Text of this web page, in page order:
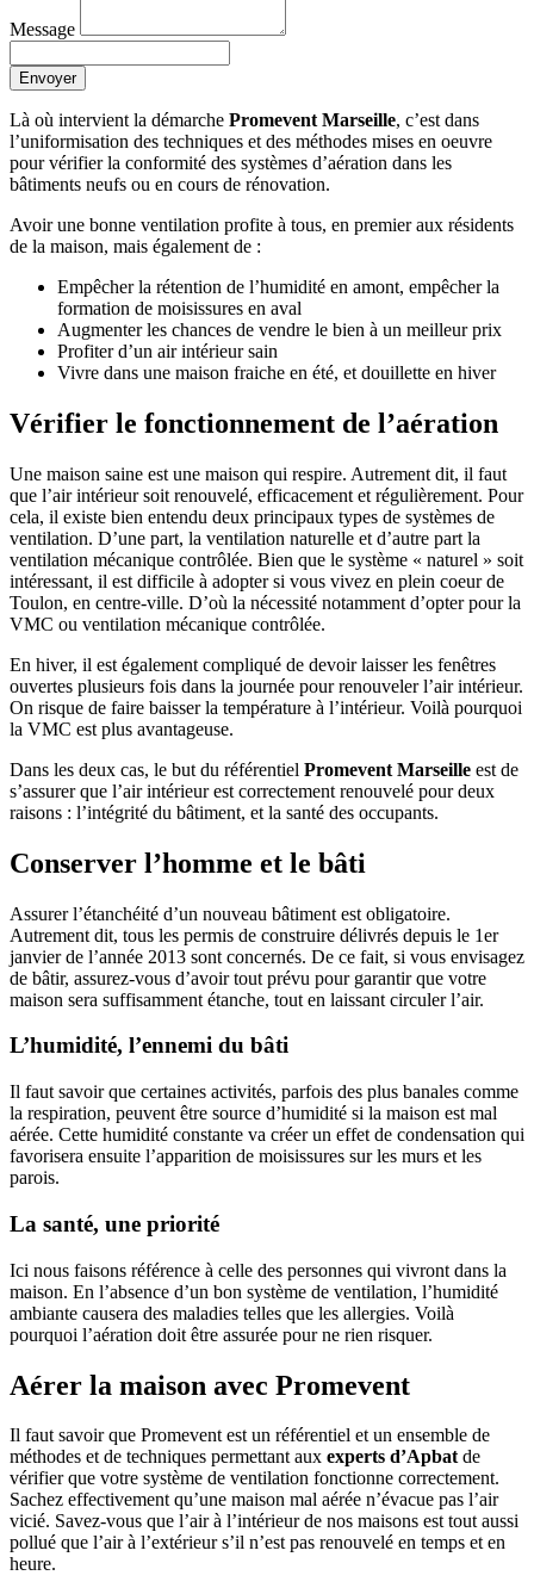
Message
Envoyer
Là où intervient la démarche Promevent Marseille, c’est dans
l’uniformisation des techniques et des méthodes mises en oeuvre
pour vérifier la conformité des systèmes d’aération dans les
bâtiments neufs ou en cours de rénovation.
Avoir une bonne ventilation profite à tous, en premier aux résidents
de la maison, mais également de :
Empêcher la rétention de l’humidité en amont, empêcher la
formation de moisissures en aval
Augmenter les chances de vendre le bien à un meilleur prix
Profiter d’un air intérieur sain
Vivre dans une maison fraiche en été, et douillette en hiver
Vérifier le fonctionnement de l’aération
Une maison saine est une maison qui respire. Autrement dit, il faut
que l’air intérieur soit renouvelé, efficacement et régulièrement. Pour
cela, il existe bien entendu deux principaux types de systèmes de
ventilation. D’une part, la ventilation naturelle et d’autre part la
ventilation mécanique contrôlée. Bien que le système « naturel » soit
intéressant, il est difficile à adopter si vous vivez en plein coeur de
Toulon, en centre-ville. D’où la nécessité notamment d’opter pour la
VMC ou ventilation mécanique contrôlée.
En hiver, il est également compliqué de devoir laisser les fenêtres
ouvertes plusieurs fois dans la journée pour renouveler l’air intérieur.
On risque de faire baisser la température à l’intérieur. Voilà pourquoi
la VMC est plus avantageuse.
Dans les deux cas, le but du référentiel Promevent Marseille est de
s’assurer que l’air intérieur est correctement renouvelé pour deux
raisons : l’intégrité du bâtiment, et la santé des occupants.
Conserver l’homme et le bâti
Assurer l’étanchéité d’un nouveau bâtiment est obligatoire.
Autrement dit, tous les permis de construire délivrés depuis le 1er
janvier de l’année 2013 sont concernés. De ce fait, si vous envisagez
de bâtir, assurez-vous d’avoir tout prévu pour garantir que votre
maison sera suffisamment étanche, tout en laissant circuler l’air.
L’humidité, l’ennemi du bâti
Il faut savoir que certaines activités, parfois des plus banales comme
la respiration, peuvent être source d’humidité si la maison est mal
aérée. Cette humidité constante va créer un effet de condensation qui
favorisera ensuite l’apparition de moisissures sur les murs et les
parois.
La santé, une priorité
Ici nous faisons référence à celle des personnes qui vivront dans la
maison. En l’absence d’un bon système de ventilation, l’humidité
ambiante causera des maladies telles que les allergies. Voilà
pourquoi l’aération doit être assurée pour ne rien risquer.
Aérer la maison avec Promevent
Il faut savoir que Promevent est un référentiel et un ensemble de
méthodes et de techniques permettant aux experts d’Apbatde
vérifier que votre système de ventilation fonctionne correctement.
Sachez effectivement qu’une maison mal aérée n’évacue pas l’air
vicié. Savez-vous que l’air à l’intérieur de nos maisons est tout aussi
pollué que l’air à l’extérieur s’il n’est pas renouvelé en temps et en
heure.